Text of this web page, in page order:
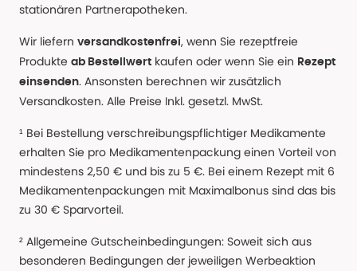
stationären Partnerapotheken.
Wir liefern versandkostenfrei, wenn Sie rezeptfreie
Produkte ab Bestellwert kaufen oder wenn Sie ein Rezept
einsenden. Ansonsten berechnen wir zusätzlich
Versandkosten. Alle Preise Inkl. gesetzl. MwSt.
¹ Bei Bestellung verschreibungspflichtiger Medikamente
erhalten Sie pro Medikamentenpackung einen Vorteil von
mindestens 2,50 € und bis zu 5 €. Bei einem Rezept mit 6
Medikamentenpackungen mit Maximalbonus sind das bis
zu 30 € Sparvorteil.
² Allgemeine Gutscheinbedingungen: Soweit sich aus
besonderen Bedingungen der jeweiligen Werbeaktion